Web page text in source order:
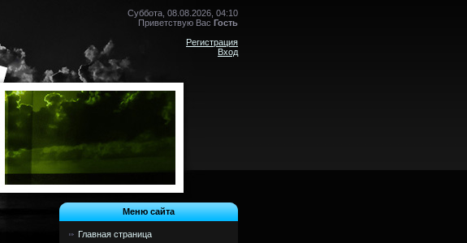
Суббота, 08.08.2026, 04:10
Приветствую Вас Гость
Регистрация
Вход
Меню сайта
Главная страница